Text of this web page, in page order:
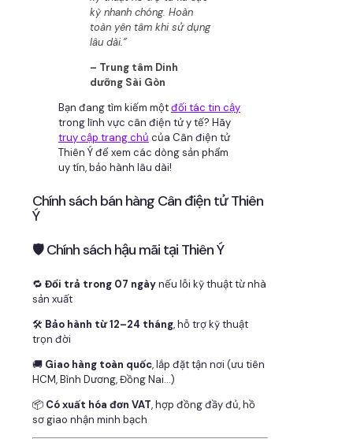
kỳ nhanh chóng. Hoàn
toàn yên tâm khi sử dụng
lâu dài.”
– Trung tâm Dinh
dưỡng Sài Gòn
Bạn đang tìm kiếm mộtđối tác tin cậy
trong lĩnh vực cân điện tử y tế? Hãy
truy cập trang chủ của Cân điện tử
Thiên Ý để xem các dòng sản phẩm
uy tín, bảo hành lâu dài!
Chính sách bán hàng Cân điện tử Thiên
Ý
🛡 Chính sách hậu mãi tại Thiên Ý
🔁 Đổi trả trong 07 ngàynếu lỗi kỹ thuật từ nhà
sản xuất
🛠 Bảo hành từ 12–24 tháng, hỗ trợ kỹ thuật
trọn đời
🚚 Giao hàng toàn quốc, lắp đặt tận nơi (ưu tiên
HCM, Bình Dương, Đồng Nai…)
📦 Có xuất hóa đơn VAT, hợp đồng đầy đủ, hồ
sơ giao nhận minh bạch